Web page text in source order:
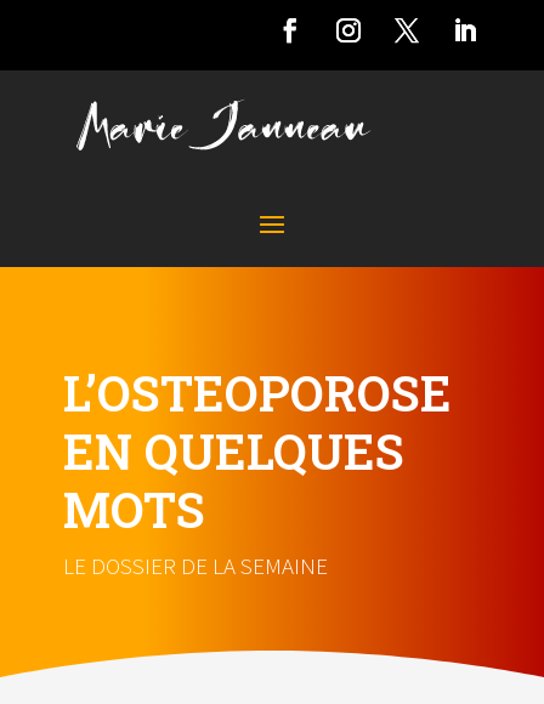
L’OSTEOPOROSE
EN QUELQUES
MOTS
LE DOSSIER DE LA SEMAINE